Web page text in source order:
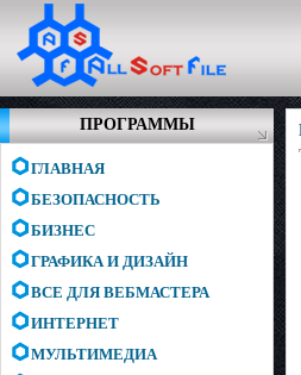
ПРОГРАММЫ
ГЛАВНАЯ
БЕЗОПАСНОСТЬ
БИЗНЕС
ГРАФИКА И ДИЗАЙН
ВСЕ ДЛЯ ВЕБМАСТЕРА
ИНТЕРНЕТ
МУЛЬТИМЕДИА